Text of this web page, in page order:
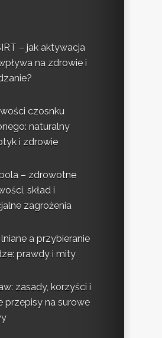
– jak aktywacja
na zdrowie i
czosnku
naturalny
i zdrowie
– zdrowotne
skład i
zagrożenia
a przybieranie
prawdy i mity
zasady, korzyści i
przepisy na surowe